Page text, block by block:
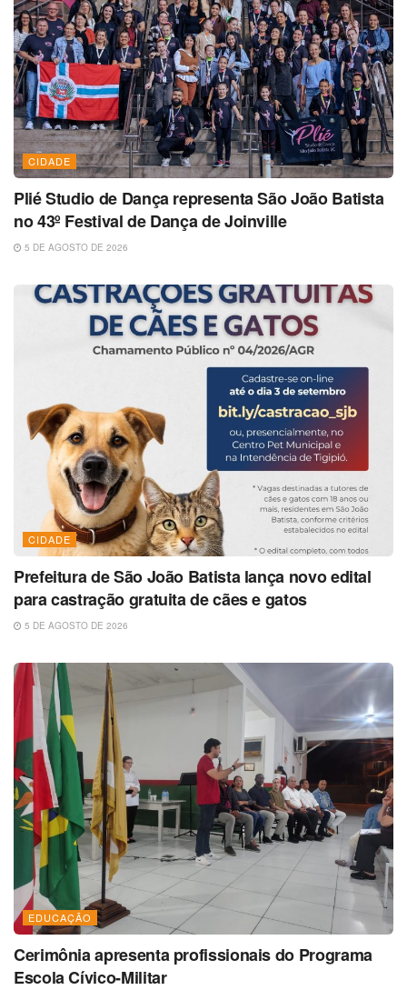
CIDADE
Plié Studio de Dança representa São João Batista
no 43º Festival de Dança de Joinville
5 DE AGOSTO DE 2026
CIDADE
Prefeitura de São João Batista lança novo edital
para castração gratuita de cães e gatos
5 DE AGOSTO DE 2026
EDUCAÇÃO
Cerimônia apresenta profissionais do Programa
Escola Cívico-Militar